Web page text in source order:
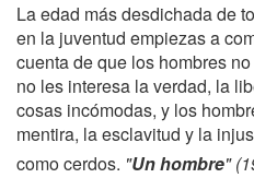
La edad más desdichada de
en la juventud empiezas a
cuenta de que los hombres
no les interesa la verdad, la
cosas incómodas, y los
mentira, la esclavitud y la
como cerdos. "Un hombre"